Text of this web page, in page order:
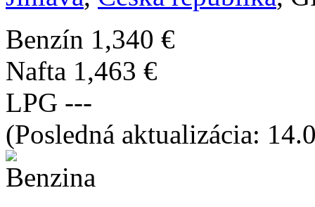
Benzín 1,340 €
Nafta 1,463 €
LPG ---
(Posledná aktualizácia: